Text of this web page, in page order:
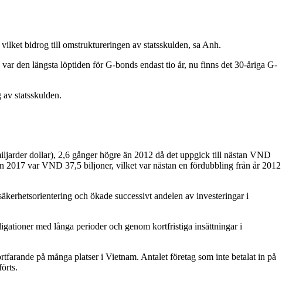
bidrog till omstruktureringen av statsskulden, sa Anh.
den längsta löptiden för G-bonds endast tio år, nu finns det 30-åriga G-
statsskulden.
dollar), 2,6 gånger högre än 2012 då det uppgick till nästan VND
2017 var VND 37,5 biljoner, vilket var nästan en fördubbling från år 2012
och ökade successivt andelen av investeringar i
med långa perioder och genom kortfristiga insättningar i
på många platser i Vietnam. Antalet företag som inte betalat in på